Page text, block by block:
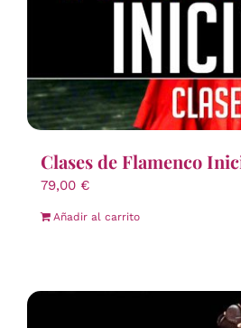
Clases de Flamenco
79,00 €
Añadir al carrito